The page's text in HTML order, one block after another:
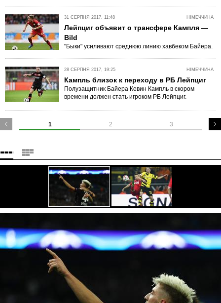
НІМЕЧЧИНА
31 СЕРПНЯ 2017, 11:48
Лейпциг объявит о трансфере Кампля —
Bild
"Быки" усиливают среднюю линию хавбеком Байера.
НІМЕЧЧИНА
28 СЕРПНЯ 2017, 19:25
Кампль близок к переходу в РБ Лейпциг
Полузащитник Байера Кевин Кампль в скором
времени должен стать игроком РБ Лейпциг.
1 2 3